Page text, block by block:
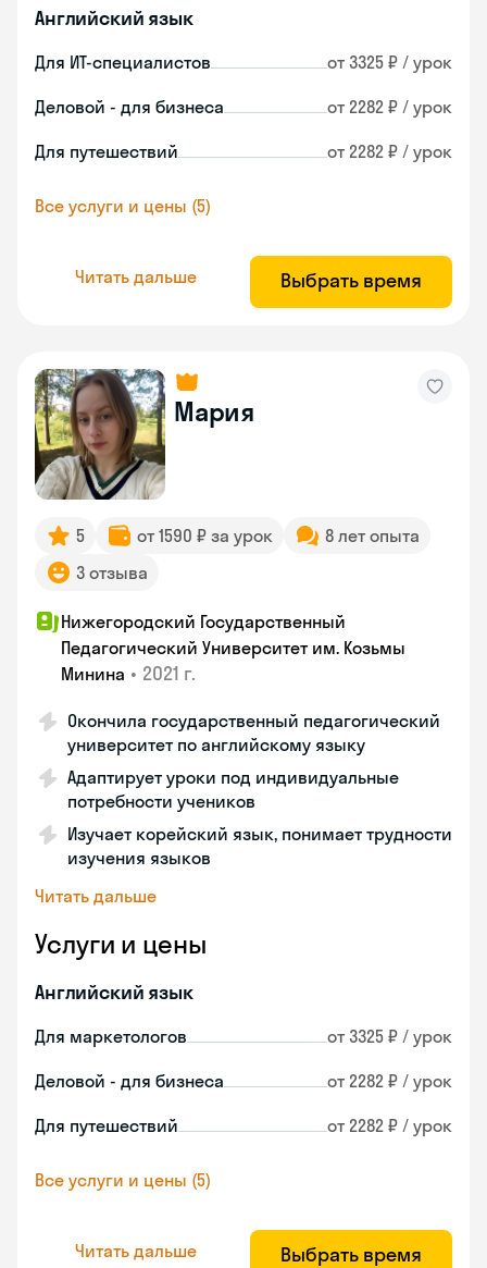
Английский язык
Для ИТ-специалистов от 3325 ₽ / урок
Деловой - для бизнеса от 2282 ₽ / урок
Для путешествий от 2282 ₽ / урок
Все услуги и цены (5)
Читать дальше Выбрать время
Мария
5 от 1590 ₽ за урок
8 лет опыта
3 отзыва
Нижегородский Государственный
Педагогический Университет им. Козьмы
Минина • 2021 г.
Окончила государственный педагогический
университет по английскому языку
Адаптирует уроки под индивидуальные
потребности учеников
Изучает корейский язык, понимает трудности
изучения языков
Читать дальше
Услуги и цены
Английский язык
Для маркетологов от 3325 ₽ / урок
Деловой - для бизнеса от 2282 ₽ / урок
Для путешествий от 2282 ₽ / урок
Все услуги и цены (5)
Читать дальше Выбрать время